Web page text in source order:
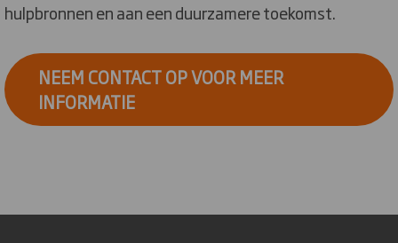
hulpbronnen en aan een duurzamere toekomst.
NEEM CONTACT OP VOOR MEER
INFORMATIE